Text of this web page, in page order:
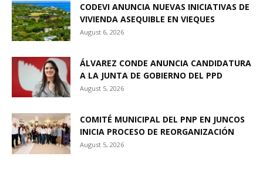
CODEVI ANUNCIA NUEVAS INICIATIVAS DE
VIVIENDA ASEQUIBLE EN VIEQUES
August 6, 2026
ÁLVAREZ CONDE ANUNCIA CANDIDATURA
A LA JUNTA DE GOBIERNO DEL PPD
August 5, 2026
COMITÉ MUNICIPAL DEL PNP EN JUNCOS
INICIA PROCESO DE REORGANIZACIÓN
August 5, 2026